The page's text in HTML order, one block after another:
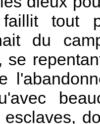
faillit tout
du
se
esclaves,